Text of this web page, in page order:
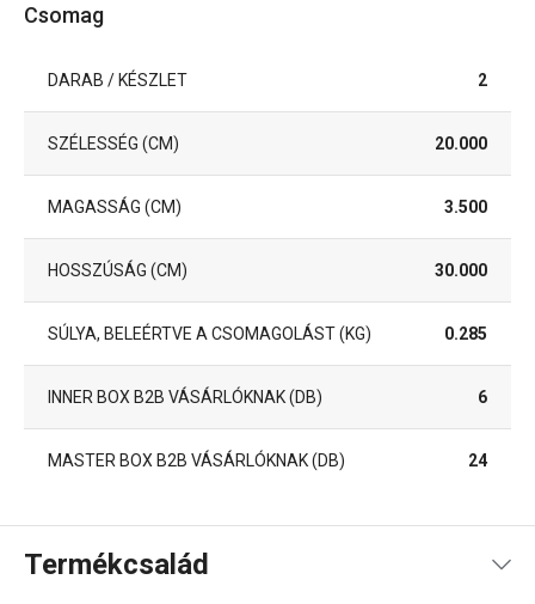
Csomag
DARAB / KÉSZLET 2
SZÉLESSÉG (CM) 20.000
MAGASSÁG (CM) 3.500
HOSSZÚSÁG (CM) 30.000
SÚLYA, BELEÉRTVE A CSOMAGOLÁST (KG) 0.285
INNER BOX B2B VÁSÁRLÓKNAK (DB) 6
MASTER BOX B2B VÁSÁRLÓKNAK (DB) 24
Termékcsalád